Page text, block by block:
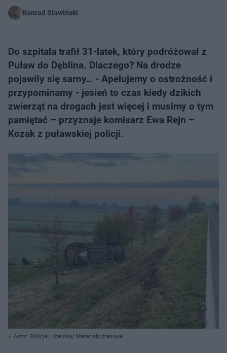
Konrad Sławiński
Do szpitala trafił 31-latek, który podróżował z
Puław do Dęblina. Dlaczego? Na drodze
pojawiły się sarny… - Apelujemy o ostrożność i
przypominamy - jesień to czas kiedy dzikich
zwierząt na drogach jest więcej i musimy o tym
pamiętać – przyznaje komisarz Ewa Rejn –
Kozak z puławskiej policji.
Autor: Policja Lubelska/ Materiały prasowe